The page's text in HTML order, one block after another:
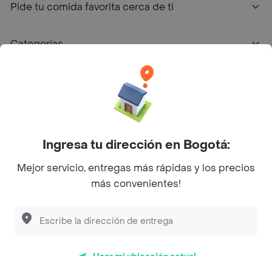
Pide tu comida favorita cerca de ti
Categorías
Rappi Inc. All rights reserved.
Ingresa tu dirección en Bogotá:
Mejor servicio, entregas más rápidas y los precios
más convenientes!